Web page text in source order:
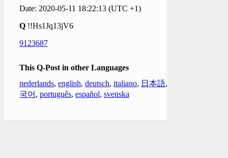
Date: 2020-05-11 18:22:13 (UTC +1)
Q !!Hs1Jq13jV6
9123687
This Q-Post in other Languages
nederlands, english, deutsch, italiano, 日本語,
국어 , português, español, svenska